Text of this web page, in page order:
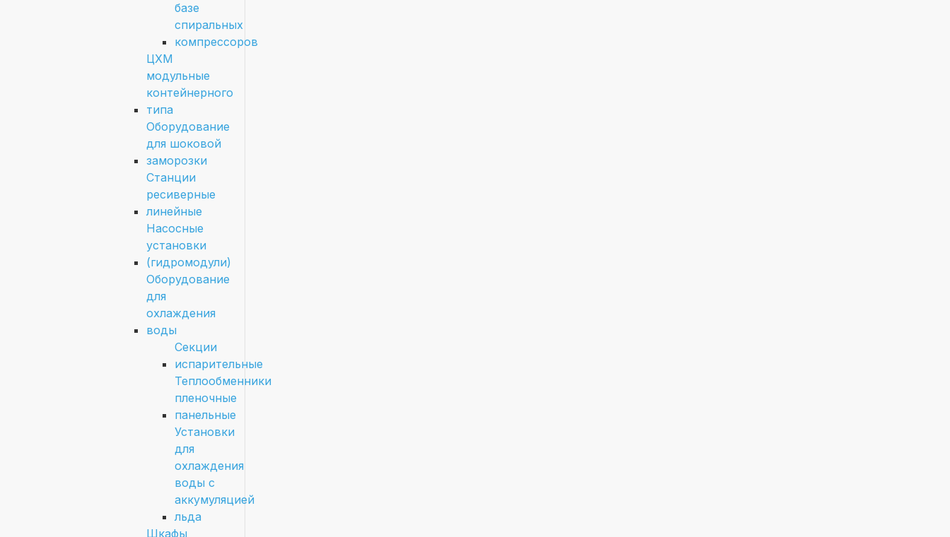
базе
спиральных
компрессоров
ЦХМ
модульные
контейнерного
типа
Оборудование
для шоковой
заморозки
Станции
ресиверные
линейные
Насосные
установки
(гидромодули)
Оборудование
для
охлаждения
воды
Секции
испарительные
Теплообменники
пленочные
панельные
Установки
для
охлаждения
воды с
аккумуляцией
льда
Шкафы